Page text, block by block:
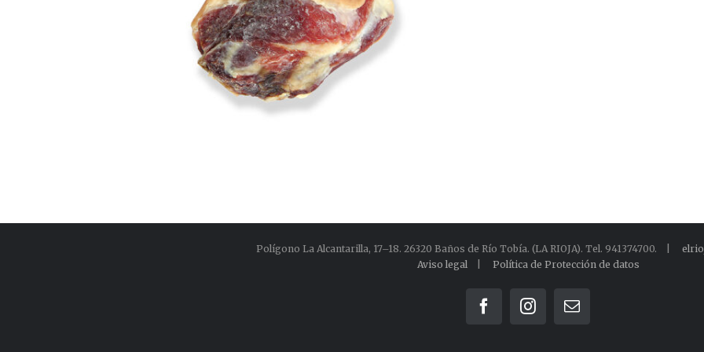
Polígono La Alcantarilla, 17–18. 26320 Baños de Río Tobía. (LA RIOJA). Tel. 941374700. |
Aviso legal| Política de Protección de datos
FacebookInstagramCorreo